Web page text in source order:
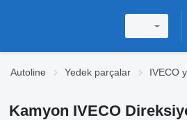
Autoline Yedek parçalar IVECO
Kamyon IVECO